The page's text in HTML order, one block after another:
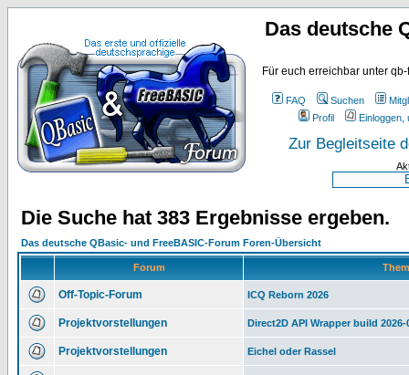
Das deutsche
Für euch erreichbar unter
FAQ Suchen
Profil
Einloggen,
Zur Begleitseite
Die Suche hat 383 Ergebnisse ergeben.
Das deutsche QBasic- und FreeBASIC-Forum Foren-Übersicht
Forum
Off-Topic-Forum ICQ Reborn 2026
Projektvorstellungen Direct2D API Wrapper build
Projektvorstellungen Eichel oder Rassel